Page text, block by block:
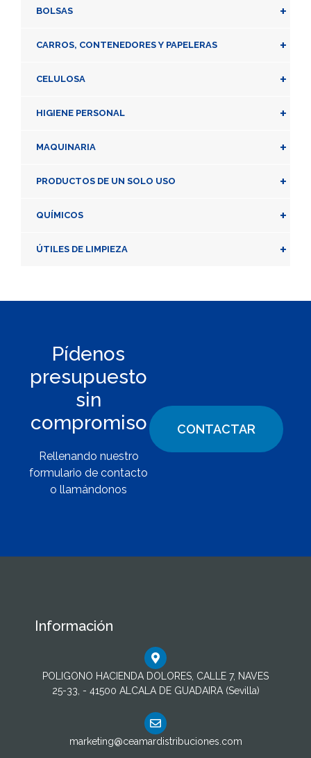
+
BOLSAS
+
CARROS, CONTENEDORES Y PAPELERAS
+
CELULOSA
+
HIGIENE PERSONAL
+
MAQUINARIA
+
PRODUCTOS DE UN SOLO USO
+
QUÍMICOS
+
ÚTILES DE LIMPIEZA
Pídenos
presupuesto
sin
compromiso
Rellenando nuestro
formulario de contacto
o llamándonos
CONTACTAR
Información
POLIGONO HACIENDA DOLORES, CALLE 7, NAVES
25-33, - 41500 ALCALA DE GUADAIRA (Sevilla)
marketing@ceamardistribuciones.com